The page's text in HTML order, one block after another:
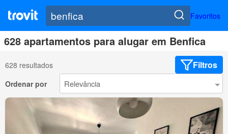
Favoritos
628 apartamentos para alugar em Benfica
628 resultados Filtros
Ordenar por